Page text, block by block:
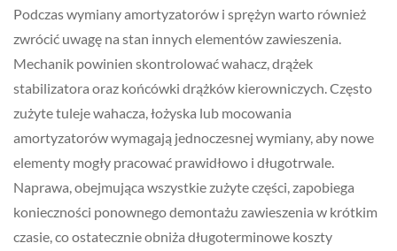
Podczas wymiany amortyzatorów i sprężyn warto również
zwrócić uwagę na stan innych elementów zawieszenia.
Mechanik powinien skontrolować wahacz, drążek
stabilizatora oraz końcówki drążków kierowniczych. Często
zużyte tuleje wahacza, łożyska lub mocowania
amortyzatorów wymagają jednoczesnej wymiany, aby nowe
elementy mogły pracować prawidłowo i długotrwale.
Naprawa, obejmująca wszystkie zużyte części, zapobiega
konieczności ponownego demontażu zawieszenia w krótkim
czasie, co ostatecznie obniża długoterminowe koszty